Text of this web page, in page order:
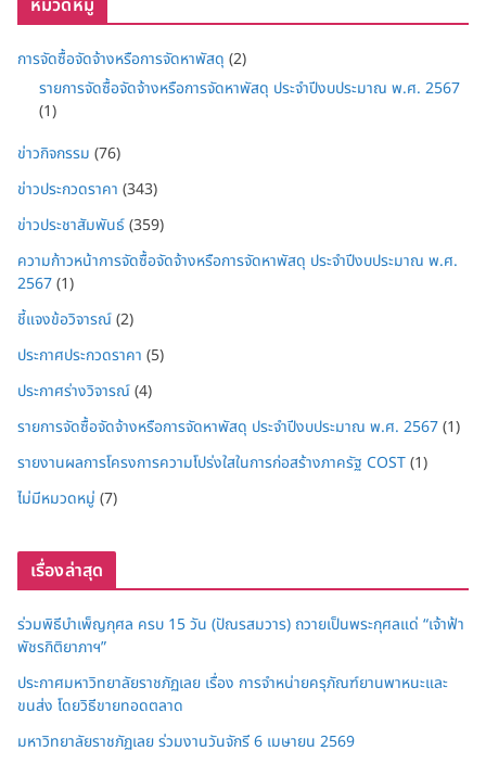
หมวดหมู่
การจัดซื้อจัดจ้างหรือการจัดหาพัสดุ (2)
รายการจัดซื้อจัดจ้างหรือการจัดหาพัสดุ ประจำปีงบประมาณ พ.ศ. 2567
(1)
ข่าวกิจกรรม (76)
ข่าวประกวดราคา (343)
ข่าวประชาสัมพันธ์(359)
ความก้าวหน้าการจัดซื้อจัดจ้างหรือการจัดหาพัสดุ ประจำปีงบประมาณ พ.ศ.
2567(1)
ชี้แจงข้อวิจารณ์(2)
ประกาศประกวดราคา (5)
ประกาศร่างวิจารณ์(4)
รายการจัดซื้อจัดจ้างหรือการจัดหาพัสดุ ประจำปีงบประมาณ พ.ศ. 2567(1)
รายงานผลการโครงการความโปร่งใสในการก่อสร้างภาครัฐ COST(1)
ไม่มีหมวดหมู่ (7)
เรื่องล่าสุด
ร่วมพิธีบำเพ็ญกุศล ครบ 15 วัน (ปัณรสมวาร) ถวายเป็นพระกุศลแด่ “เจ้าฟ้า
พัชรกิติยาภาฯ”
ประกาศมหาวิทยาลัยราชภัฏเลย เรื่อง การจำหน่ายครุภัณฑ์ยานพาหนะและ
ขนส่ง โดยวิธีขายทอดตลาด
มหาวิทยาลัยราชภัฏเลย ร่วมงานวันจักรี 6 เมษายน 2569